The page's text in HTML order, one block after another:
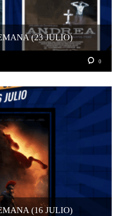
(23 JULIO)
0
(16 JULIO)